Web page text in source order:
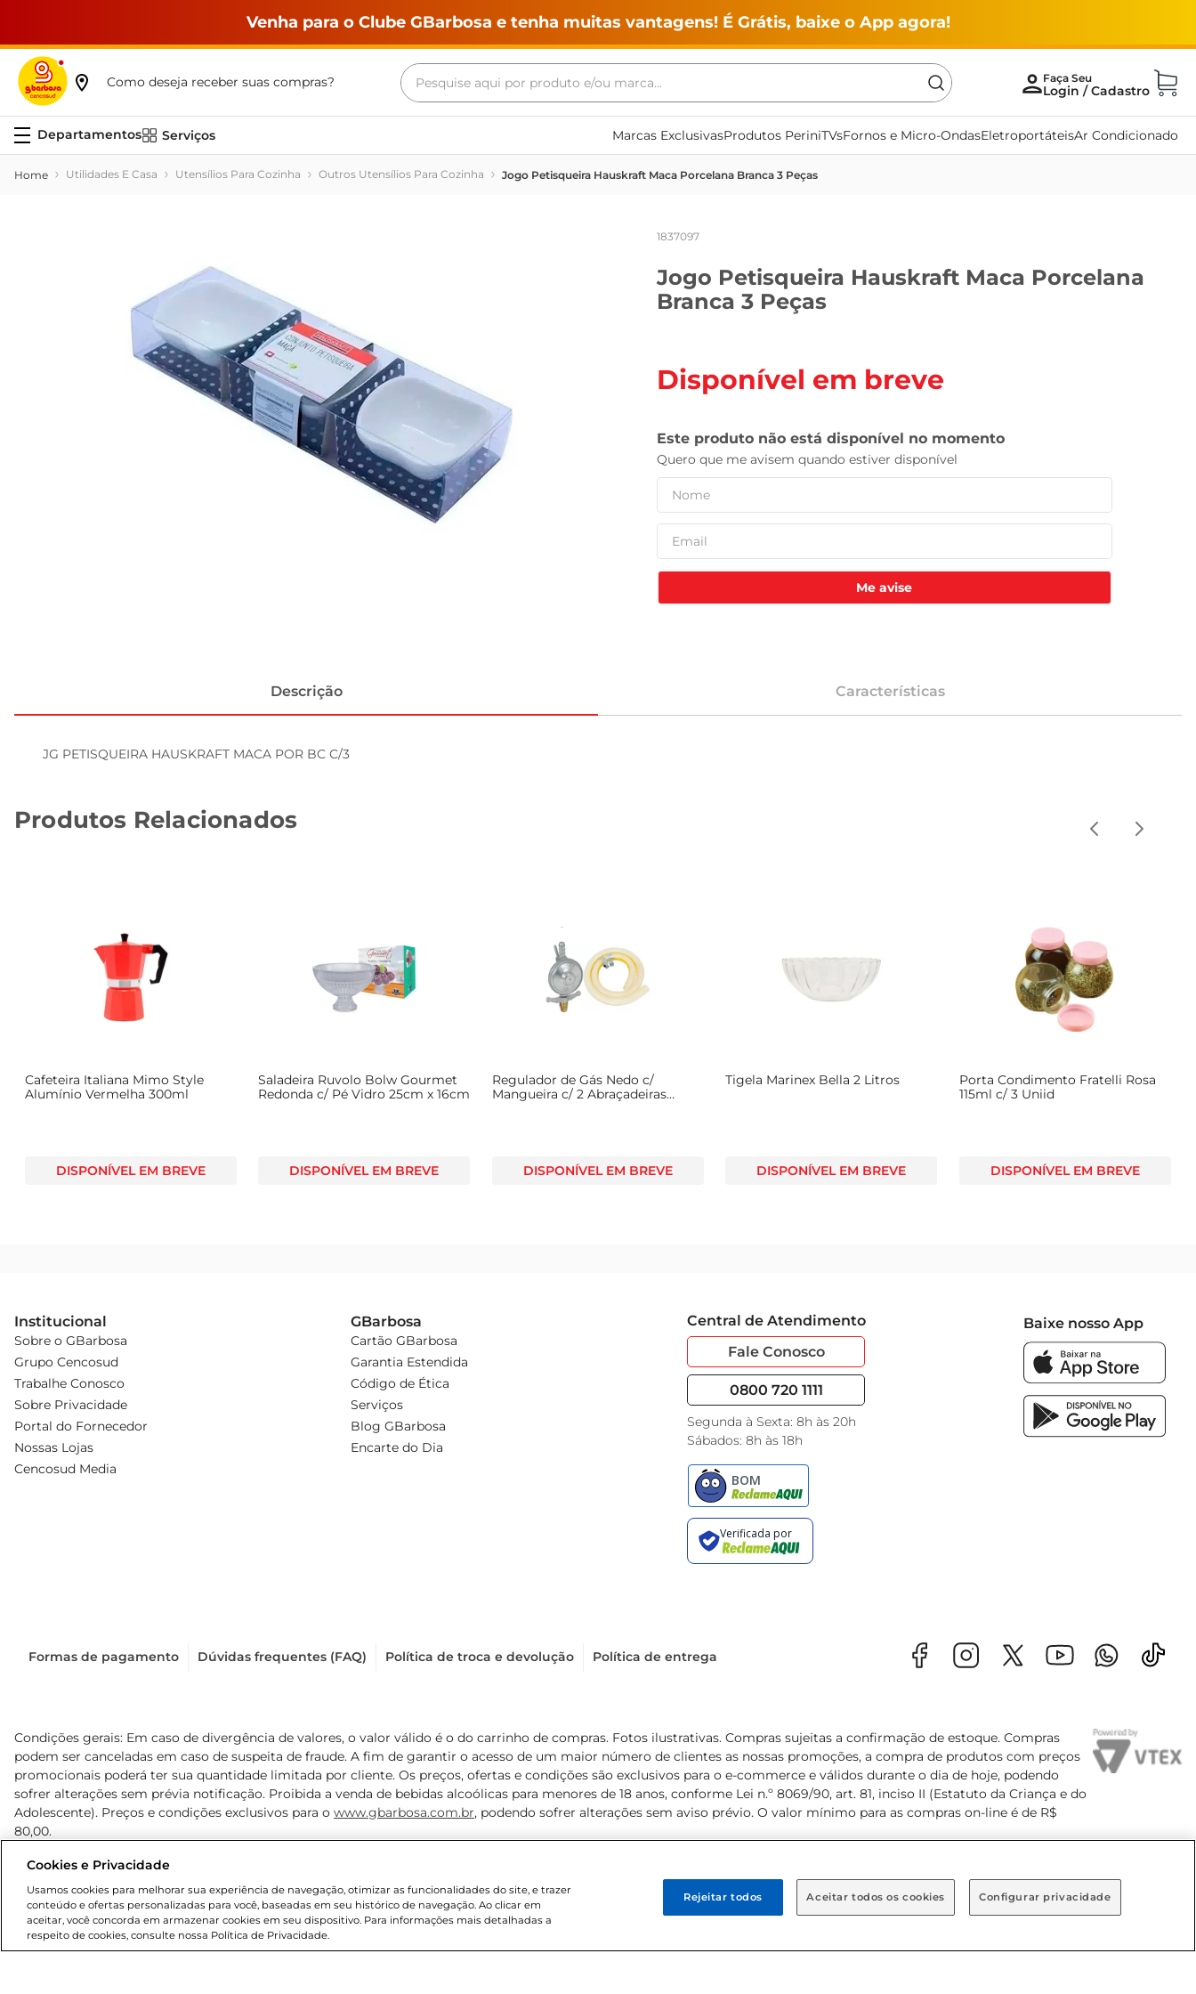
Venha para o Clube GBarbosa e tenha muitas vantagens! É Grátis, baixe o App agora!
Como deseja receber suas compras?
Pesquise aqui por produto e/ou marca...
Serviços Marcas ExclusivasProdutos PeriniTVsFornos e Micro-OndasEletroportáteisAr Condicionado
Utilidades E Casa Utensílios Para Cozinha Outros Utensílios Para Cozinha Jogo Petisqueira Hauskraft Maca Porcelana Branca 3 Peças
1837097
Jogo Petisqueira Hauskraft Maca Porcelana
Branca 3 Peças
Disponível em breve
Me avise
Descrição Características
JG PETISQUEIRA HAUSKRAFT MACA POR BC C/3
Produtos Relacionados
Cafeteira Italiana Mimo Style
Alumínio Vermelha 300ml
DISPONÍVEL EM BREVE
Saladeira Ruvolo Bolw Gourmet
Redonda c/ Pé Vidro 25cm x 16cm
DISPONÍVEL EM BREVE
Regulador de Gás Nedo c/
Mangueira c/ 2 Abraçadeiras
DISPONÍVEL EM BREVE
Tigela Marinex Bella 2 Litros
DISPONÍVEL EM BREVE
Porta Condimento Fratelli Rosa
115ml c/ 3 Uniid
DISPONÍVEL EM BREVE
Institucional
Sobre o GBarbosa
Grupo Cencosud
Trabalhe Conosco
Sobre Privacidade
Portal do Fornecedor
Nossas Lojas
Cencosud Media
GBarbosa
Cartão GBarbosa
Garantia Estendida
Código de Ética
Serviços
Blog GBarbosa
Encarte do Dia
Central de Atendimento
Fale Conosco
0800 720 1111
Segunda à Sexta: 8h às 20h
Sábados: 8h às 18h
Baixe nosso App
Formas de pagamento Dúvidas frequentes (FAQ) Política de troca e devolução Política de entrega
Condições gerais: Em caso de divergência de valores, o valor válido é o do carrinho de compras. Fotos ilustrativas. Compras sujeitas a confirmação de estoque. Compras
podem ser canceladas em caso de suspeita de fraude. A fim de garantir o acesso de um maior número de clientes as nossas promoções, a compra de produtos com preços
promocionais poderá ter sua quantidade limitada por cliente. Os preços, ofertas e condições são exclusivos para o e-commerce e válidos durante o dia de hoje, podendo
sofrer alterações sem prévia notificação. Proibida a venda de bebidas alcoólicas para menores de 18 anos, conforme Lei n.º 8069/90, art. 81, inciso II (Estatuto da Criança e do
Adolescente). Preços e condições exclusivos para o www.gbarbosa.com.br, podendo sofrer alterações sem aviso prévio. O valor mínimo para as compras on-line é de R$
80,00.
Cookies e Privacidade
Usamos cookies para melhorar sua experiência de navegação, otimizar as funcionalidades do site, e trazer
conteúdo e ofertas personalizadas para você, baseadas em seu histórico de navegação. Ao clicar em
aceitar, você concorda em armazenar cookies em seu dispositivo. Para informações mais detalhadas a
respeito de cookies, consulte nossa Política de Privacidade.
Configurar privacidade
Rejeitar todos Aceitar todos os cookies
Termos mais buscados
maquina lavar
leite pó